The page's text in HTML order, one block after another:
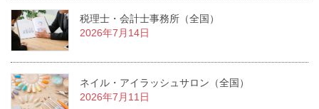
税理士・会計士事務所（全国）
2026年7月14日
ネイル・アイラッシュサロン（全国）
2026年7月11日